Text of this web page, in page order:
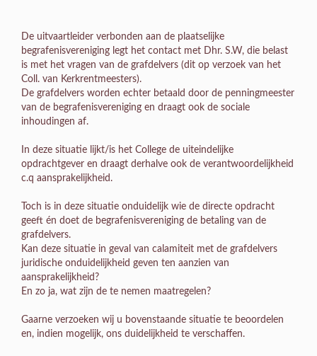
De uitvaartleider verbonden aan de plaatselijke
begrafenisvereniging legt het contact met Dhr. S.W, die belast
is met het vragen van de grafdelvers (dit op verzoek van het
Coll. van Kerkrentmeesters).
De grafdelvers worden echter betaald door de penningmeester
van de begrafenisvereniging en draagt ook de sociale
inhoudingen af.
In deze situatie lijkt/is het College de uiteindelijke
opdrachtgever en draagt derhalve ook de verantwoordelijkheid
c.q aansprakelijkheid.
Toch is in deze situatie onduidelijk wie de directe opdracht
geeft én doet de begrafenisvereniging de betaling van de
grafdelvers.
Kan deze situatie in geval van calamiteit met de grafdelvers
juridische onduidelijkheid geven ten aanzien van
aansprakelijkheid?
En zo ja, wat zijn de te nemen maatregelen?
Gaarne verzoeken wij u bovenstaande situatie te beoordelen
en, indien mogelijk, ons duidelijkheid te verschaffen.